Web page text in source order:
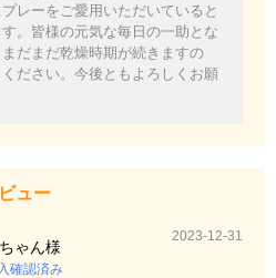
レーをご愛用いただいていると
。皆様の元気な毎日の一助とな
だまだ乾燥時期が続きますの
ださい。今後ともよろしくお願
ュー
ゃん様
確認済み
2023-12-31